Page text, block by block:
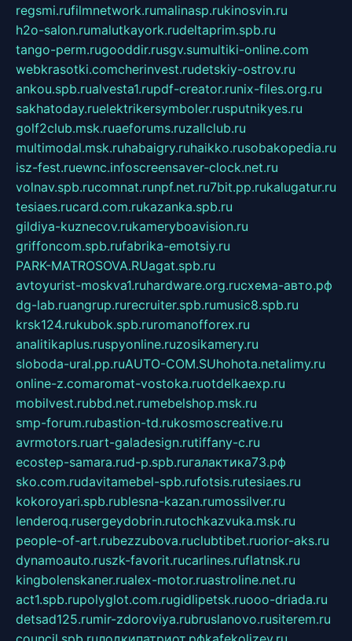
regsmi.rufilmnetwork.rumalinasp.rukinosvin.ru
h2o-salon.rumalutkayork.rudeltaprim.spb.ru
tango-perm.rugooddir.rusgv.sumultiki-online.com
webkrasotki.comcherinvest.rudetskiy-ostrov.ru
ankou.spb.rualvesta1.rupdf-creator.runix-files.org.ru
sakhatoday.ruelektrikersymboler.rusputnikyes.ru
golf2club.msk.ruaeforums.ruzallclub.ru
multimodal.msk.ruhabaigry.ruhaikko.rusobakopedia.ru
isz-fest.ruewnc.infoscreensaver-clock.net.ru
volnav.spb.rucomnat.runpf.net.ru7bit.pp.rukalugatur.ru
tesiaes.rucard.com.rukazanka.spb.ru
gildiya-kuznecov.rukameryboavision.ru
griffoncom.spb.rufabrika-emotsiy.ru
PARK-MATROSOVA.RUagat.spb.ru
avtoyurist-moskva1.ruhardware.org.ruсхема-авто.рф
dg-lab.ruangrup.rurecruiter.spb.rumusic8.spb.ru
krsk124.rukubok.spb.ruromanofforex.ru
analitikaplus.ruspyonline.ruzosikamery.ru
sloboda-ural.pp.ruAUTO-COM.SUhohota.netalimy.ru
online-z.comaromat-vostoka.ruotdelkaexp.ru
mobilvest.rubbd.net.rumebelshop.msk.ru
smp-forum.rubastion-td.rukosmoscreative.ru
avrmotors.ruart-galadesign.rutiffany-c.ru
ecostep-samara.rud-p.spb.ruгалактика73.рф
sko.com.rudavitamebel-spb.rufotsis.rutesiaes.ru
kokoroyari.spb.rublesna-kazan.rumossilver.ru
lenderoq.rusergeydobrin.rutochkazvuka.msk.ru
people-of-art.rubezzubova.ruclubtibet.ruorior-aks.ru
dynamoauto.ruszk-favorit.rucarlines.ruflatnsk.ru
kingbolenskaner.rualex-motor.ruastroline.net.ru
act1.spb.rupolyglot.com.rugidlipetsk.ruooo-driada.ru
detsad125.rumir-zdoroviya.rubruslanovo.rusiterem.ru